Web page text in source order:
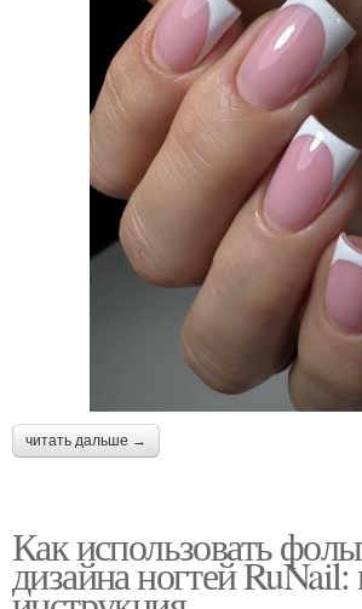
читать дальше →
Как использовать
дизайна ногтей